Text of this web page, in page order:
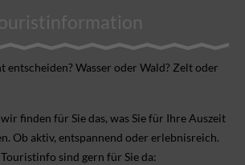
ent­scheiden? Wasser oder Wald? Zelt oder
finden für Sie das, was Sie für Ihre Aus­zeit
Ob aktiv, ent­spannend oder erlebnis­reich.
sind gern für Sie da: